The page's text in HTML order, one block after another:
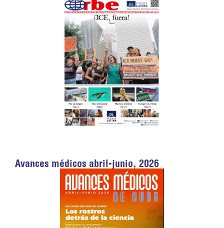
Avances médicos abril-junio, 2026